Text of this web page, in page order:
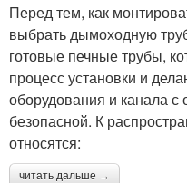
Перед тем, как
выбрать дымоходную
готовые печные трубы,
процесс установки и
оборудования и канала с
безопасной. К
относятся:
читать дальше →